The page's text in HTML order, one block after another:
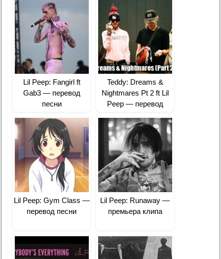
Lil Peep: Fangirl ft
Gab3 — перевод
песни
Teddy: Dreams &
Nightmares Pt 2 ft Lil
Peep — перевод
Lil Peep: Gym Class —
перевод песни
Lil Peep: Runaway —
премьера клипа